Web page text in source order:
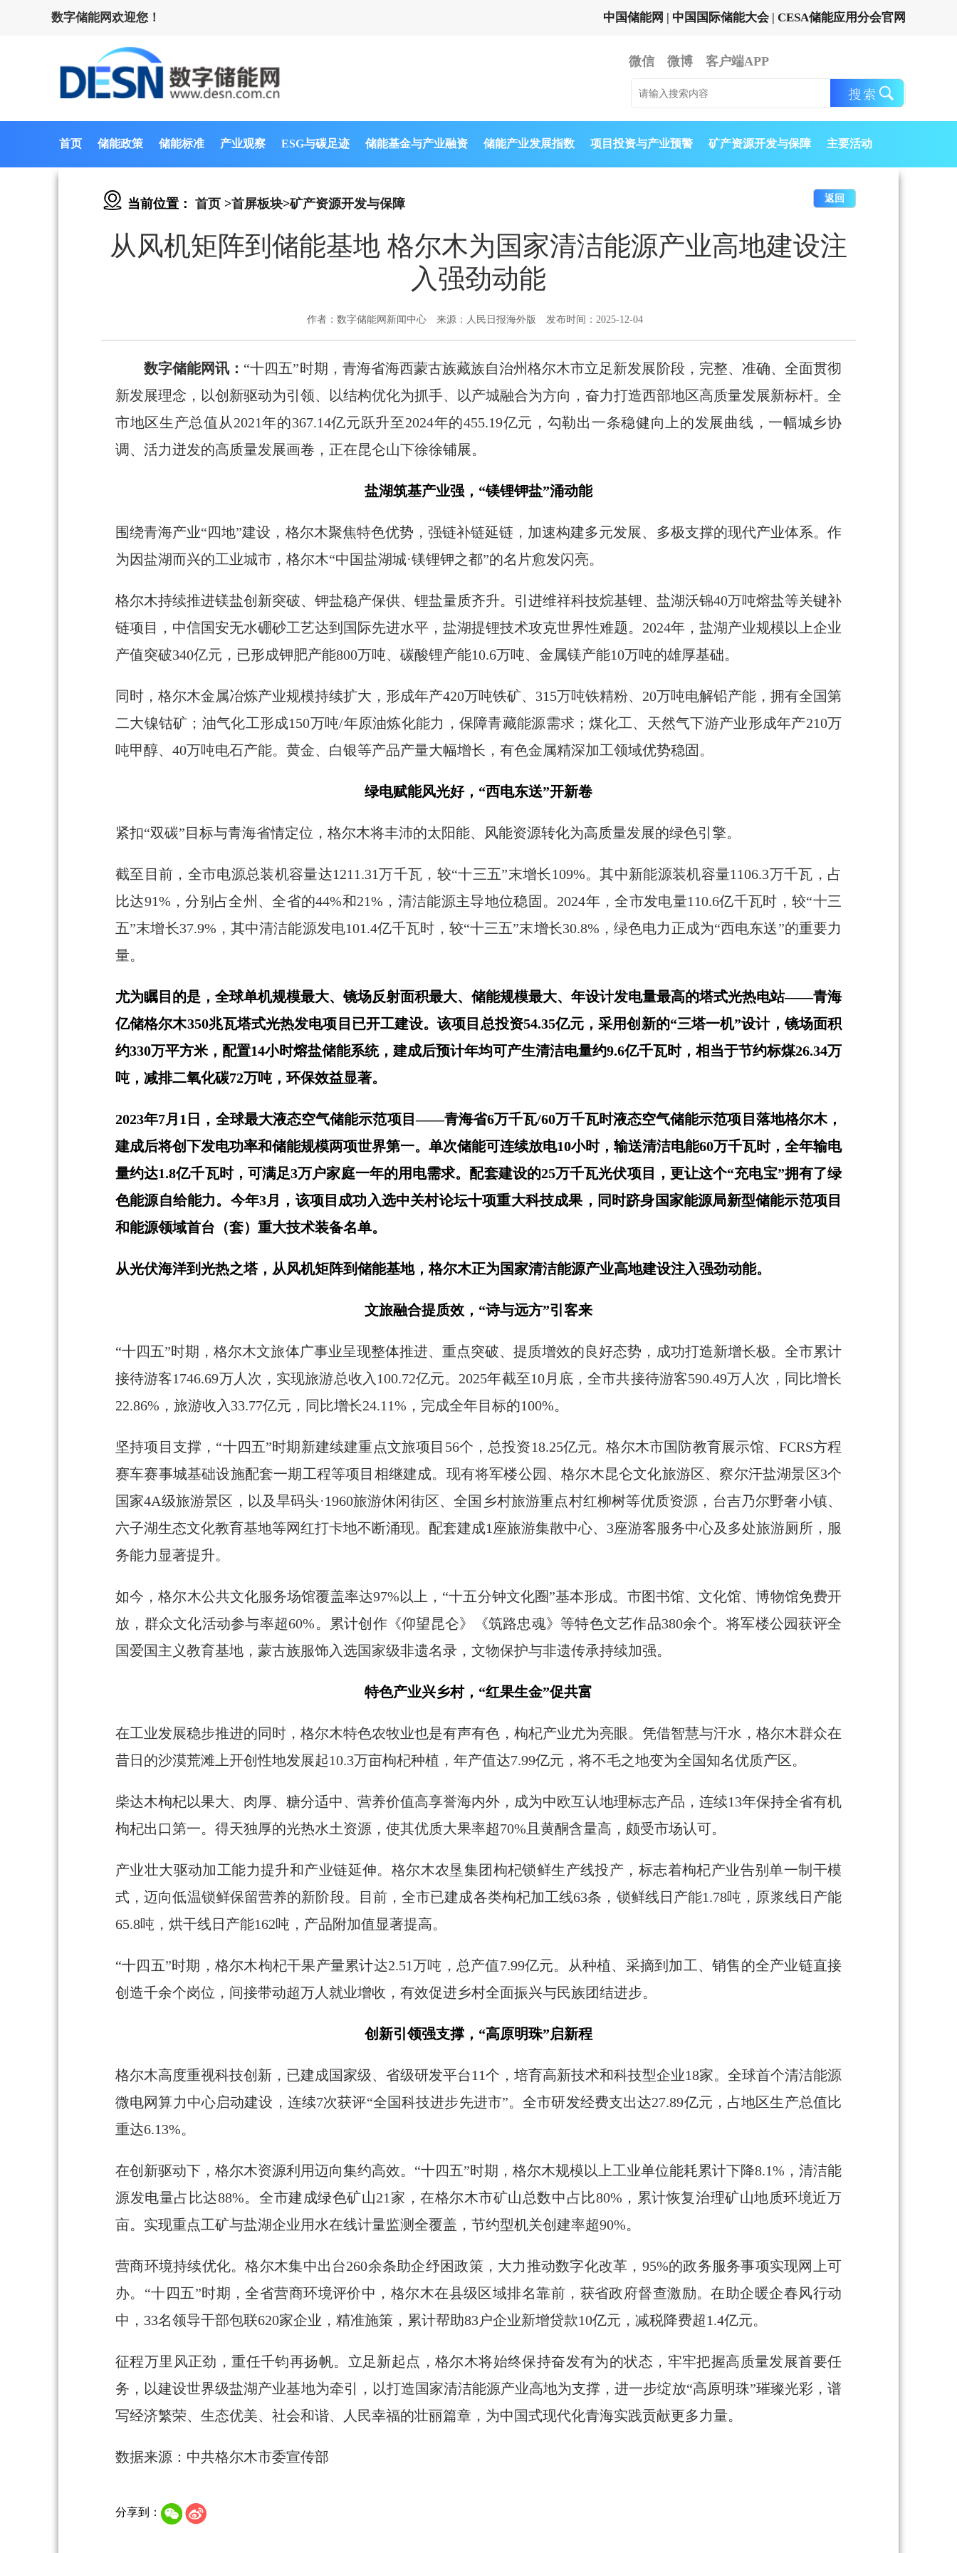
数字储能网欢迎您！ 中国储能网 | 中国国际储能大会 | CESA储能应用分会官网
微信 微博 客户端APP
首页 储能政策 储能标准 产业观察 ESG与碳足迹 储能基金与产业融资 储能产业发展指数 项目投资与产业预警 矿产资源开发与保障 主要活动
当前位置： 首页 >首屏板块>矿产资源开发与保障 返回
从风机矩阵到储能基地 格尔木为国家清洁能源产业高地建设注
入强劲动能
作者：数字储能网新闻中心 来源：人民日报海外版 发布时间：2025-12-04
数字储能网讯： “十四五”时期，青海省海西蒙古族藏族自治州格尔木市立足新发展阶段，完整、准确、全面贯彻
新发展理念，以创新驱动为引领、以结构优化为抓手、以产城融合为方向，奋力打造西部地区高质量发展新标杆。全
市地区生产总值从2021年的367.14亿元跃升至2024年的455.19亿元，勾勒出一条稳健向上的发展曲线，一幅城乡协
调、活力迸发的高质量发展画卷，正在昆仑山下徐徐铺展。
盐湖筑基产业强，“镁锂钾盐”涌动能
围绕青海产业“四地”建设，格尔木聚焦特色优势，强链补链延链，加速构建多元发展、多极支撑的现代产业体系。作
为因盐湖而兴的工业城市，格尔木“中国盐湖城·镁锂钾之都”的名片愈发闪亮。
格尔木持续推进镁盐创新突破、钾盐稳产保供、锂盐量质齐升。引进维祥科技烷基锂、盐湖沃锦40万吨熔盐等关键补
链项目，中信国安无水硼砂工艺达到国际先进水平，盐湖提锂技术攻克世界性难题。2024年，盐湖产业规模以上企业
产值突破340亿元，已形成钾肥产能800万吨、碳酸锂产能10.6万吨、金属镁产能10万吨的雄厚基础。
同时，格尔木金属冶炼产业规模持续扩大，形成年产420万吨铁矿、315万吨铁精粉、20万吨电解铅产能，拥有全国第
二大镍钴矿；油气化工形成150万吨/年原油炼化能力，保障青藏能源需求；煤化工、天然气下游产业形成年产210万
吨甲醇、40万吨电石产能。黄金、白银等产品产量大幅增长，有色金属精深加工领域优势稳固。
绿电赋能风光好，“西电东送”开新卷
紧扣“双碳”目标与青海省情定位，格尔木将丰沛的太阳能、风能资源转化为高质量发展的绿色引擎。
截至目前，全市电源总装机容量达1211.31万千瓦，较“十三五”末增长109%。其中新能源装机容量1106.3万千瓦，占
比达91%，分别占全州、全省的44%和21%，清洁能源主导地位稳固。2024年，全市发电量110.6亿千瓦时，较“十三
五”末增长37.9%，其中清洁能源发电101.4亿千瓦时，较“十三五”末增长30.8%，绿色电力正成为“西电东送”的重要力
量。
尤为瞩目的是，全球单机规模最大、镜场反射面积最大、储能规模最大、年设计发电量最高的塔式光热电站——青海
亿储格尔木350兆瓦塔式光热发电项目已开工建设。该项目总投资54.35亿元，采用创新的“三塔一机”设计，镜场面积
约330万平方米，配置14小时熔盐储能系统，建成后预计年均可产生清洁电量约9.6亿千瓦时，相当于节约标煤26.34万
吨，减排二氧化碳72万吨，环保效益显著。
2023年7月1日，全球最大液态空气储能示范项目——青海省6万千瓦/60万千瓦时液态空气储能示范项目落地格尔木，
建成后将创下发电功率和储能规模两项世界第一。单次储能可连续放电10小时，输送清洁电能60万千瓦时，全年输电
量约达1.8亿千瓦时，可满足3万户家庭一年的用电需求。配套建设的25万千瓦光伏项目，更让这个“充电宝”拥有了绿
色能源自给能力。今年3月，该项目成功入选中关村论坛十项重大科技成果，同时跻身国家能源局新型储能示范项目
和能源领域首台（套）重大技术装备名单。
从光伏海洋到光热之塔，从风机矩阵到储能基地，格尔木正为国家清洁能源产业高地建设注入强劲动能。
文旅融合提质效，“诗与远方”引客来
“十四五”时期，格尔木文旅体广事业呈现整体推进、重点突破、提质增效的良好态势，成功打造新增长极。全市累计
接待游客1746.69万人次，实现旅游总收入100.72亿元。2025年截至10月底，全市共接待游客590.49万人次，同比增长
22.86%，旅游收入33.77亿元，同比增长24.11%，完成全年目标的100%。
坚持项目支撑，“十四五”时期新建续建重点文旅项目56个，总投资18.25亿元。格尔木市国防教育展示馆、FCRS方程
赛车赛事城基础设施配套一期工程等项目相继建成。现有将军楼公园、格尔木昆仑文化旅游区、察尔汗盐湖景区3个
国家4A级旅游景区，以及旱码头·1960旅游休闲街区、全国乡村旅游重点村红柳树等优质资源，台吉乃尔野奢小镇、
六子湖生态文化教育基地等网红打卡地不断涌现。配套建成1座旅游集散中心、3座游客服务中心及多处旅游厕所，服
务能力显著提升。
如今，格尔木公共文化服务场馆覆盖率达97%以上，“十五分钟文化圈”基本形成。市图书馆、文化馆、博物馆免费开
放，群众文化活动参与率超60%。累计创作《仰望昆仑》《筑路忠魂》等特色文艺作品380余个。将军楼公园获评全
国爱国主义教育基地，蒙古族服饰入选国家级非遗名录，文物保护与非遗传承持续加强。
特色产业兴乡村，“红果生金”促共富
在工业发展稳步推进的同时，格尔木特色农牧业也是有声有色，枸杞产业尤为亮眼。凭借智慧与汗水，格尔木群众在
昔日的沙漠荒滩上开创性地发展起10.3万亩枸杞种植，年产值达7.99亿元，将不毛之地变为全国知名优质产区。
柴达木枸杞以果大、肉厚、糖分适中、营养价值高享誉海内外，成为中欧互认地理标志产品，连续13年保持全省有机
枸杞出口第一。得天独厚的光热水土资源，使其优质大果率超70%且黄酮含量高，颇受市场认可。
产业壮大驱动加工能力提升和产业链延伸。格尔木农垦集团枸杞锁鲜生产线投产，标志着枸杞产业告别单一制干模
式，迈向低温锁鲜保留营养的新阶段。目前，全市已建成各类枸杞加工线63条，锁鲜线日产能1.78吨，原浆线日产能
65.8吨，烘干线日产能162吨，产品附加值显著提高。
“十四五”时期，格尔木枸杞干果产量累计达2.51万吨，总产值7.99亿元。从种植、采摘到加工、销售的全产业链直接
创造千余个岗位，间接带动超万人就业增收，有效促进乡村全面振兴与民族团结进步。
创新引领强支撑，“高原明珠”启新程
格尔木高度重视科技创新，已建成国家级、省级研发平台11个，培育高新技术和科技型企业18家。全球首个清洁能源
微电网算力中心启动建设，连续7次获评“全国科技进步先进市”。全市研发经费支出达27.89亿元，占地区生产总值比
重达6.13%。
在创新驱动下，格尔木资源利用迈向集约高效。“十四五”时期，格尔木规模以上工业单位能耗累计下降8.1%，清洁能
源发电量占比达88%。全市建成绿色矿山21家，在格尔木市矿山总数中占比80%，累计恢复治理矿山地质环境近万
亩。实现重点工矿与盐湖企业用水在线计量监测全覆盖，节约型机关创建率超90%。
营商环境持续优化。格尔木集中出台260余条助企纾困政策，大力推动数字化改革，95%的政务服务事项实现网上可
办。“十四五”时期，全省营商环境评价中，格尔木在县级区域排名靠前，获省政府督查激励。在助企暖企春风行动
中，33名领导干部包联620家企业，精准施策，累计帮助83户企业新增贷款10亿元，减税降费超1.4亿元。
征程万里风正劲，重任千钧再扬帆。立足新起点，格尔木将始终保持奋发有为的状态，牢牢把握高质量发展首要任
务，以建设世界级盐湖产业基地为牵引，以打造国家清洁能源产业高地为支撑，进一步绽放“高原明珠”璀璨光彩，谱
写经济繁荣、生态优美、社会和谐、人民幸福的壮丽篇章，为中国式现代化青海实践贡献更多力量。
数据来源：中共格尔木市委宣传部
分享到：